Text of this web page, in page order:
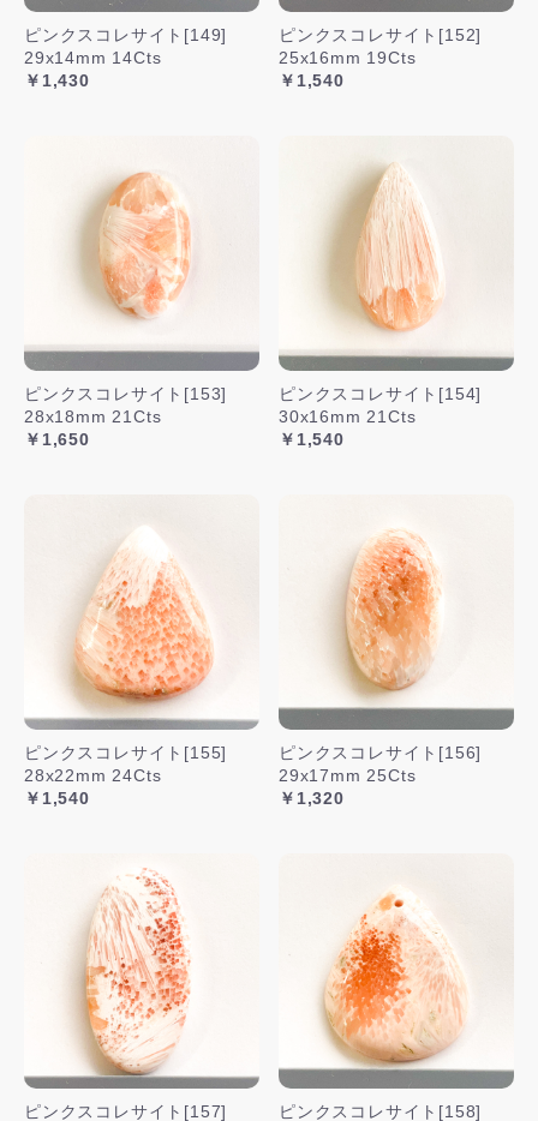
ピンクスコレサイト[149]
29x14mm 14Cts
￥1,430
ピンクスコレサイト[152]
25x16mm 19Cts
￥1,540
ピンクスコレサイト[153]
28x18mm 21Cts
￥1,650
ピンクスコレサイト[154]
30x16mm 21Cts
￥1,540
ピンクスコレサイト[155]
28x22mm 24Cts
￥1,540
ピンクスコレサイト[156]
29x17mm 25Cts
￥1,320
ピンクスコレサイト[157]
ピンクスコレサイト[158]